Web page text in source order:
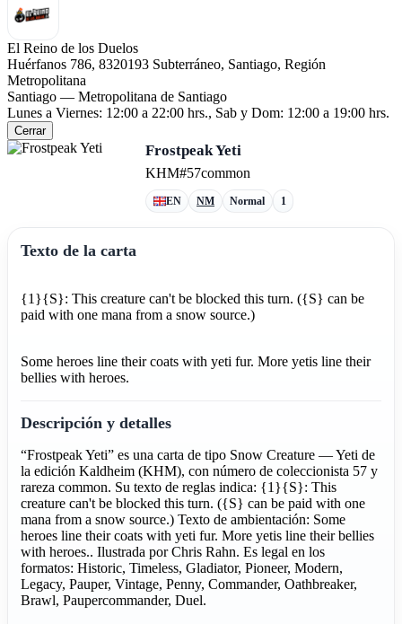
El Reino de los Duelos
Huérfanos 786, 8320193 Subterráneo, Santiago, Región
Metropolitana
Santiago — Metropolitana de Santiago
Lunes a Viernes: 12:00 a 22:00 hrs., Sab y Dom: 12:00 a 19:00 hrs.
Cerrar
Frostpeak Yeti
KHM#57common
EN NM Normal 1
Texto de la carta
{1}{S}: This creature can't be blocked this turn. ({S} can be
paid with one mana from a snow source.)
Some heroes line their coats with yeti fur. More yetis line their
bellies with heroes.
Descripción y detalles
“Frostpeak Yeti” es una carta de tipo Snow Creature — Yeti de
la edición Kaldheim (KHM), con número de coleccionista 57 y
rareza common. Su texto de reglas indica: {1}{S}: This
creature can't be blocked this turn. ({S} can be paid with one
mana from a snow source.) Texto de ambientación: Some
heroes line their coats with yeti fur. More yetis line their bellies
with heroes.. Ilustrada por Chris Rahn. Es legal en los
formatos: Historic, Timeless, Gladiator, Pioneer, Modern,
Legacy, Pauper, Vintage, Penny, Commander, Oathbreaker,
Brawl, Paupercommander, Duel.